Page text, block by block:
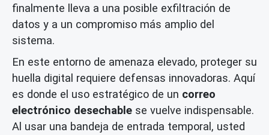
finalmente lleva a una posible exfiltración de
datos y a un compromiso más amplio del
sistema.
En este entorno de amenaza elevado, proteger su
huella digital requiere defensas innovadoras. Aquí
es donde el uso estratégico de un correo
electrónico desechable se vuelve indispensable.
Al usar una bandeja de entrada temporal, usted